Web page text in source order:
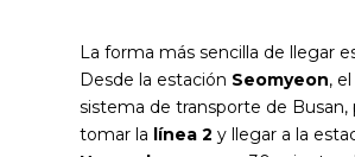
La forma más sencilla de llegar
Desde la estación Seomyeon,
sistema de transporte de Busan,
tomar la línea 2 y llegar a la